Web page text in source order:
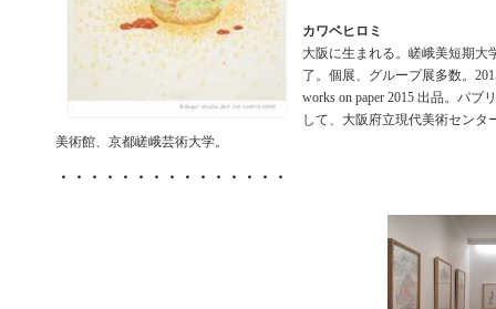
カワベヒロミ
大阪に生まれる。嵯峨美短期
了。個展、グループ展多数。
works on paper 2015 出品。パブ
して、大阪府立現代美術セン
美術館、京都嵯峨芸術大学。
・・・・・・・・・・・・・・・